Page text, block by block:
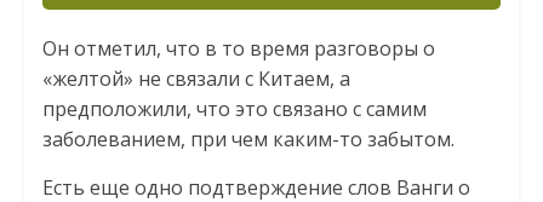
Он отметил, что в то время разговоры о
«желтой» не связали с Китаем, а
предположили, что это связано с самим
заболеванием, при чем каким-то забытом.
Есть еще одно подтверждение слов Ванги о